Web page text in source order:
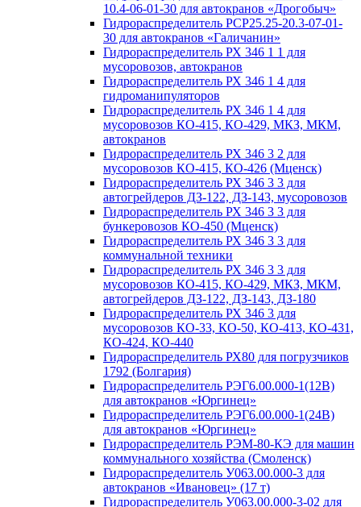
10.4-06-01-30 для автокранов «Дрогобыч»
Гидрораспределитель РСР25.25-20.3-07-01-
30 для автокранов «Галичанин»
Гидрораспределитель РХ 346 1 1 для
мусоровозов, автокранов
Гидрораспределитель РХ 346 1 4 для
гидроманипуляторов
Гидрораспределитель РХ 346 1 4 для
мусоровозов КО-415, КО-429, МКЗ, МКМ,
автокранов
Гидрораспределитель РХ 346 3 2 для
мусоровозов КО-415, КО-426 (Мценск)
Гидрораспределитель РХ 346 3 3 для
автогрейдеров ДЗ-122, ДЗ-143, мусоровозов
Гидрораспределитель РХ 346 3 3 для
бункеровозов КО-450 (Мценск)
Гидрораспределитель РХ 346 3 3 для
коммунальной техники
Гидрораспределитель РХ 346 3 3 для
мусоровозов КО-415, КО-429, МКЗ, МКМ,
автогрейдеров ДЗ-122, ДЗ-143, ДЗ-180
Гидрораспределитель РХ 346 3 для
мусоровозов КО-33, КО-50, КО-413, КО-431,
КО-424, КО-440
Гидрораспределитель РХ80 для погрузчиков
1792 (Болгария)
Гидрораспределитель РЭГ6.00.000-1(12В)
для автокранов «Юргинец»
Гидрораспределитель РЭГ6.00.000-1(24В)
для автокранов «Юргинец»
Гидрораспределитель РЭМ-80-КЭ для машин
коммунального хозяйства (Смоленск)
Гидрораспределитель У063.00.000-3 для
автокранов «Ивановец» (17 т)
Гидрораспределитель У063.00.000-3-02 для